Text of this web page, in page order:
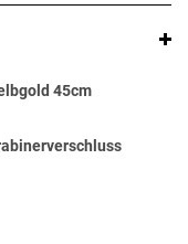
45cm